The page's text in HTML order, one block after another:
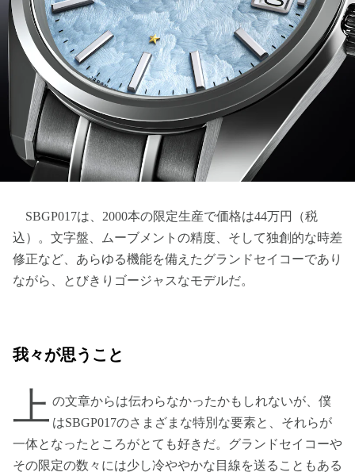
SBGP017は、2000本の限定生産で価格は44万円（税
込）。文字盤、ムーブメントの精度、そして独創的な時差
修正など、あらゆる機能を備えたグランドセイコーであり
ながら、とびきりゴージャスなモデルだ。
我々が思うこと
上 の文章からは伝わらなかったかもしれないが、僕
はSBGP017のさまざまな特別な要素と、それらが
一体となったところがとても好きだ。グランドセイコーや
その限定の数々には少し冷ややかな目線を送ることもある